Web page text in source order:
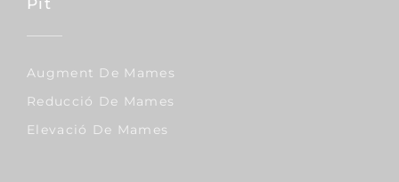
Pit
Augment De Mames
Reducció De Mames
Elevació De Mames